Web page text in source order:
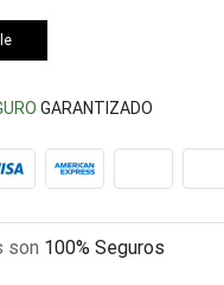
GARANTIZADO
son 100% Seguros